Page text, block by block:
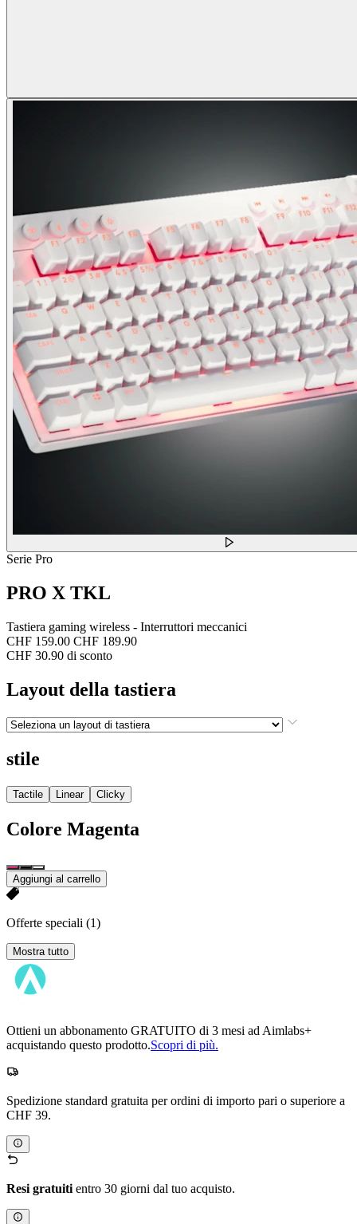
Serie Pro
PRO X TKL
Tastiera gaming wireless - Interruttori meccanici
CHF 159.00 CHF 189.90
CHF 30.90 di sconto
Layout della tastiera
stile
Tactile Linear Clicky
Colore Magenta
Aggiungi al carrello
Offerte speciali (1)
Mostra tutto
Ottieni un abbonamento GRATUITO di 3 mesi ad Aimlabs+
acquistando questo prodotto.Scopri di più.
Spedizione standard gratuita per ordini di importo pari o superiore a
CHF 39.
Resi gratuitientro 30 giorni dal tuo acquisto.